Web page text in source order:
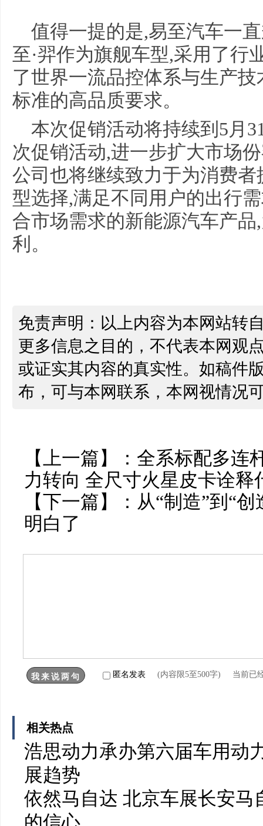
值得一提的是,易至汽车一
至·羿作为旗舰车型,采用了行
了世界一流品控体系与生产
标准的高品质要求。
本次促销活动将持续到5月
次促销活动,进一步扩大市场
公司也将继续致力于为消费
型选择,满足不同用户的出行
合市场需求的新能源汽车产
利。
免责声明：以上内容为本网站转
更多信息之目的，不代表本网观
或证实其内容的真实性。如稿件
布，可与本网联系，本网视情况
【上一篇】： 全系标配多连
力转向 全尺寸火星皮卡诠释
【下一篇】： 从“制造”到“
明白了
匿名发表 (内容限5至500字) 当前已
相关热点
浩思动力承办第六届车用动
展趋势
依然马自达 北京车展长安